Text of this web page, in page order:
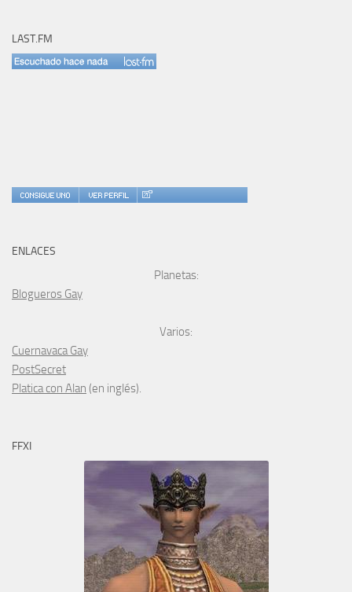
LAST.FM
ENLACES
Planetas:
Blogueros Gay
Varios:
Cuernavaca Gay
PostSecret
Platica con Alan (en inglés).
FFXI